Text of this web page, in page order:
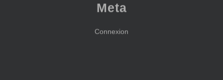
Meta
Connexion